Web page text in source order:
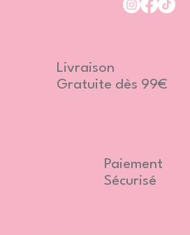
Livraison
Gratuite dès 99€
Paiement
Sécurisé